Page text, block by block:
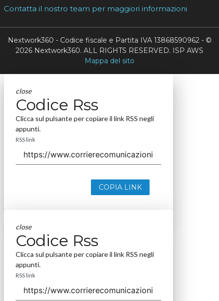
Contatta il nostro team per maggiori informazioni
Nextwork360 - Codice fiscale e Partita IVA 13868590962 - ©
2026 Nextwork360. ALL RIGHTS RESERVED. ISP AWS
Mappa del sito
close
Codice Rss
Clicca sul pulsante per copiare il link RSS negli
appunti.
RSS link
COPIA LINK
close
Codice Rss
Clicca sul pulsante per copiare il link RSS negli
appunti.
RSS link